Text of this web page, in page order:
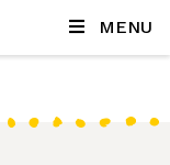
MENU